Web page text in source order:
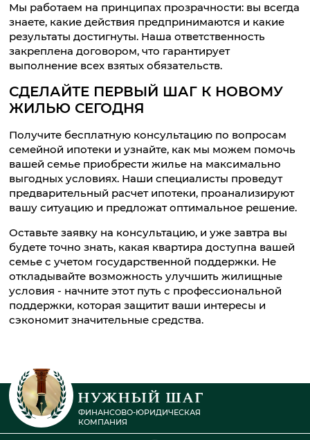
Мы работаем на принципах прозрачности: вы всегда
знаете, какие действия предпринимаются и какие
результаты достигнуты. Наша ответственность
закреплена договором, что гарантирует
выполнение всех взятых обязательств.
СДЕЛАЙТЕ ПЕРВЫЙ ШАГ К НОВОМУ
ЖИЛЬЮ СЕГОДНЯ
Получите бесплатную консультацию по вопросам
семейной ипотеки и узнайте, как мы можем помочь
вашей семье приобрести жилье на максимально
выгодных условиях. Наши специалисты проведут
предварительный расчет ипотеки, проанализируют
вашу ситуацию и предложат оптимальное решение.
Оставьте заявку на консультацию, и уже завтра вы
будете точно знать, какая квартира доступна вашей
семье с учетом государственной поддержки. Не
откладывайте возможность улучшить жилищные
условия - начните этот путь с профессиональной
поддержки, которая защитит ваши интересы и
сэкономит значительные средства.
ФИНАНСОВО-ЮРИДИЧЕСКАЯ
КОМПАНИЯ